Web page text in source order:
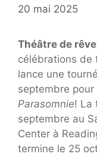
20 mai 2025
Théâtre de rêve
célébrations de
lance une
septembre
Parasomnie! La
septembre au
Center à
termine le 25